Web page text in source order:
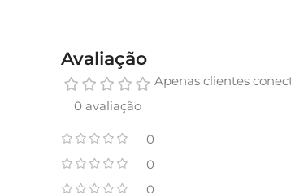
Avaliação
0 avaliação
0
0
0
Apenas clientes